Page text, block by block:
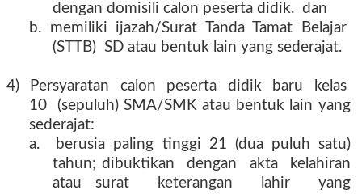
dengan domisili calon peserta didik. dan
b.
memiliki ijazah/Surat Tanda Tamat
Belajar
(STTB) SD atau bentuk lain yang sederajat.
4) Persyaratan calon peserta didik baru
kelas
10
(sepuluh) SMA/SMK atau bentuk lain yang
sederajat:
a.
berusia paling tinggi 21 (dua puluh satu)
tahun; dibuktikan
dengan akta
kelahiran
atau surat
keterangan lahir
yang